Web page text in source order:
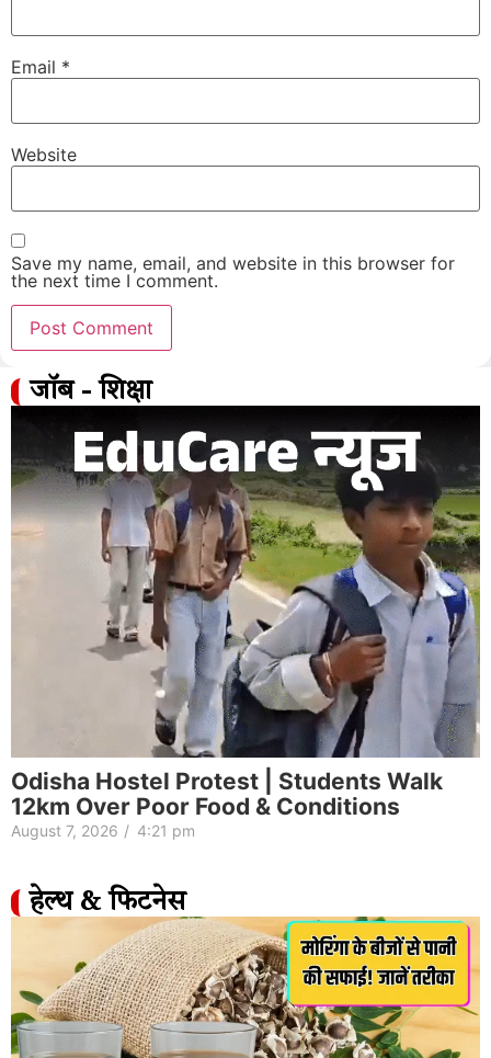
Email *
Website
Save my name, email, and website in this browser for
the next time I comment.
जॉब - शिक्षा
Odisha Hostel Protest | Students Walk
12km Over Poor Food & Conditions
August 7, 2026 / 4:21 pm
हेल्थ & फिटनेस